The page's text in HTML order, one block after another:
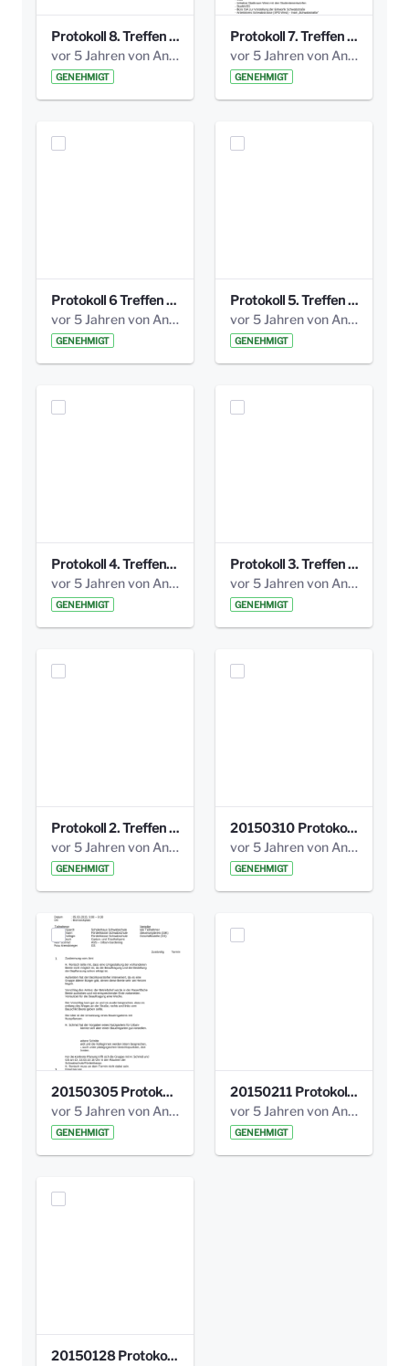
Protokoll 8. Treffen 20150330 AG Bismarckplatz.pdf
vor 5 Jahren von Anni Schlumberger
GENEHMIGT
Protokoll 7. Treffen 20150308 AG Bismarckplatz.pdf
vor 5 Jahren von Anni Schlumberger
GENEHMIGT
Protokoll 6 Treffen 20150205 AG Bismarckplatz.pdf
vor 5 Jahren von Anni Schlumberger
GENEHMIGT
Protokoll 5. Treffen 20141208 AG Bismarkplatz.pdf
vor 5 Jahren von Anni Schlumberger
GENEHMIGT
Protokoll 4. Treffen_20141113 AG Bismarckplatz.pdf
vor 5 Jahren von Anni Schlumberger
GENEHMIGT
Protokoll 3. Treffen 20141016 AG Bismarckplatz.pdf
vor 5 Jahren von Anni Schlumberger
GENEHMIGT
Protokoll 2. Treffen 20140315 AG Bismarckplatz.pdf
vor 5 Jahren von Anni Schlumberger
GENEHMIGT
20150310 Protokoll Bismarckplatz_UrbanG_02.pdf
vor 5 Jahren von Anni Schlumberger
GENEHMIGT
20150305 Protokoll Bismarckplatz _UrbanG_01.pdf
vor 5 Jahren von Anni Schlumberger
GENEHMIGT
20150211 Protokoll Bismarckplatz_Jugend_02b.pdf
vor 5 Jahren von Anni Schlumberger
GENEHMIGT
20150128 Protokoll Bismarckplatz_Jugend_01.pdf